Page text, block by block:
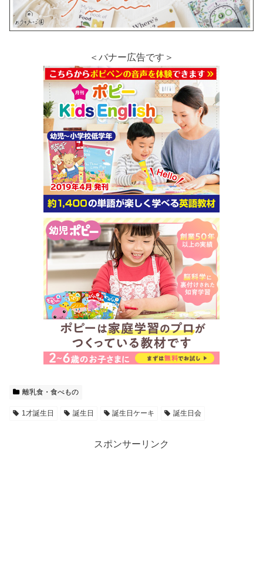
＜バナー広告です＞
離乳食・食べもの
1才誕生日 誕生日 誕生日ケーキ 誕生日会
スポンサーリンク